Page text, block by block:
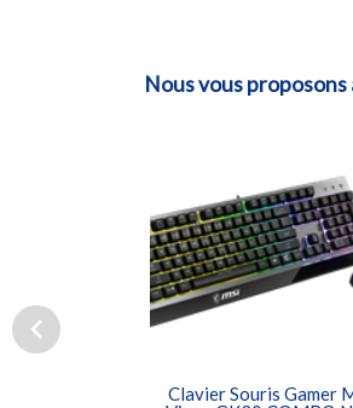
Nous vous proposons
Clavier Souris Gamer